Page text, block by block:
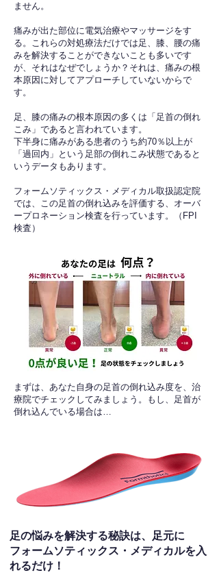
ません。
痛みが出た部位に電気治療やマッサージをす
る。これらの対処療法だけでは足、膝、腰の痛
みを解決することができないことも多いです
が、それはなぜでしょうか？それは、痛みの根
本原因に対してアプローチしていないからで
す。
足、膝の痛みの根本原因の多くは「足首の倒れ
こみ」であると言われています。
下半身に痛みがある患者のうち約70％以上が
「過回内」という足部の倒れこみ状態であると
いうデータもあります。
フォームソティックス・メディカル取扱認定院
では、この足首の倒れ込みを評価する、オーバ
ープロネーション検査を行っています。（FPI
検査）​
​まずは、あなた自身の足首の倒れ込み度を、治
療院でチェックしてみましょう。もし、足首が
倒れ込んでいる場合は…
足の悩みを解決する秘訣は、足元に
フォームソティックス・メディカルを入
れるだけ！